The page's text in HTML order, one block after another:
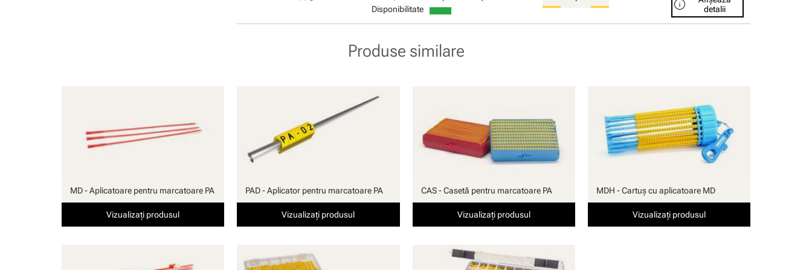
Disponibilitate
info
detalii
Produse similare
MD - Aplicatoare pentru marcatoare PA
Vizualizați produsul
PAD - Aplicator pentru marcatoare PA
Vizualizați produsul
CAS - Casetă pentru marcatoare PA
Vizualizați produsul
MDH - Cartuş cu aplicatoare MD
Vizualizați produsul